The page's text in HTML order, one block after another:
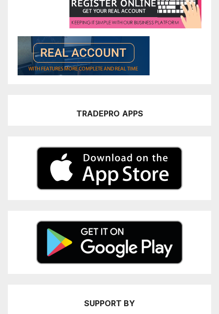
TRADEPRO APPS
SUPPORT BY